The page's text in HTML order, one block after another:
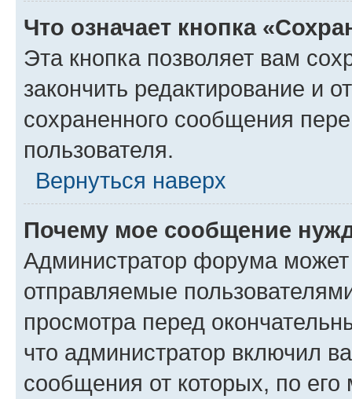
Что означает кнопка
Эта кнопка позволяет вам
закончить редактирование и
сохраненного сообщения
пользователя.
Вернуться наверх
Почему мое сообщение
Администратор форума
отправляемые
просмотра перед
что администратор включил
сообщения от которых, по